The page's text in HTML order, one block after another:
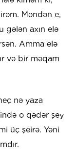
Məndən e,
gələn axın elə
Amma elə
və bir məqam
nə yaza
o qədər şey
üç şeirə. Yəni